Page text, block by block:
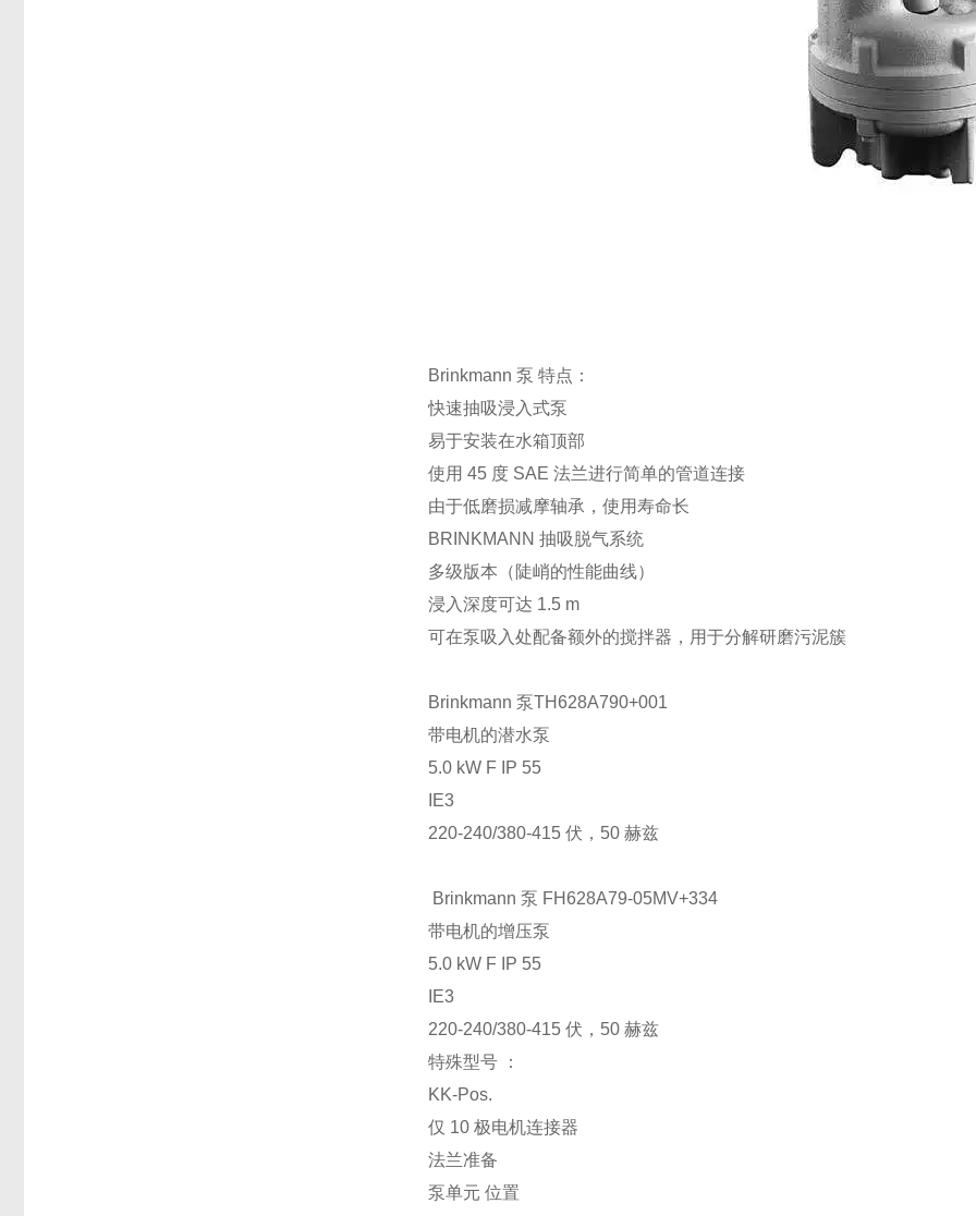
Brinkmann 泵 特点：
快速抽吸浸入式泵
易于安装在水箱顶部
使用 45 度 SAE 法兰进行简单的管道连接
由于低磨损减摩轴承，使用寿命长
BRINKMANN 抽吸脱气系统
多级版本（陡峭的性能曲线）
浸入深度可达 1.5 m
可在泵吸入处配备额外的搅拌器，用于分解研磨污泥簇
Brinkmann 泵TH628A790+001
带电机的潜水泵
5.0 kW F IP 55
IE3
220-240/380-415 伏，50 赫兹
Brinkmann 泵 FH628A79-05MV+334
带电机的增压泵
5.0 kW F IP 55
IE3
220-240/380-415 伏，50 赫兹
特殊型号 ：
KK-Pos.
仅 10 极电机连接器
法兰准备
泵单元 位置